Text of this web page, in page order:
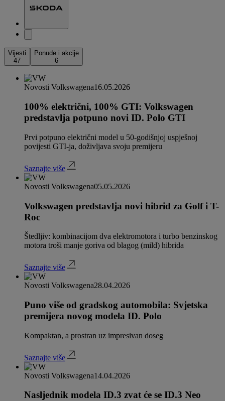
Vijesti
47
Ponude i akcije
6
Novosti Volkswagena16.05.2026
100% električni, 100% GTI: Volkswagen
predstavlja potpuno novi ID. Polo GTI
Prvi potpuno električni model u 50-godišnjoj uspješnoj
povijesti GTI-ja, doživljava svoju premijeru
Saznajte više
Novosti Volkswagena05.05.2026
Volkswagen predstavlja novi hibrid za Golf i T-
Roc
Štedljiv: kombinacijom dva elektromotora i turbo benzinskog
motora troši manje goriva od blagog (mild) hibrida
Saznajte više
Novosti Volkswagena28.04.2026
Puno više od gradskog automobila: Svjetska
premijera novog modela ID. Polo
Kompaktan, a prostran uz impresivan doseg
Saznajte više
Novosti Volkswagena14.04.2026
Nasljednik modela ID.3 zvat će se ID.3 Neo